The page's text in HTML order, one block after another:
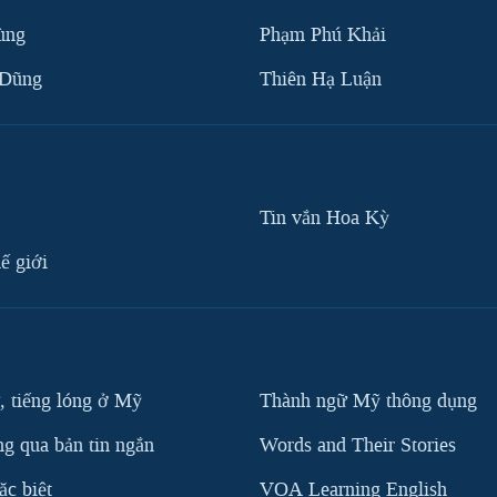
Phạm Phú Khải
Thiên Hạ Luận
giới
Tin vắn Hoa Kỳ
tiếng lóng ở Mỹ
qua bản tin ngắn
biệt
Thành ngữ Mỹ thông dụng
Words and Their Stories
VOA Learning English